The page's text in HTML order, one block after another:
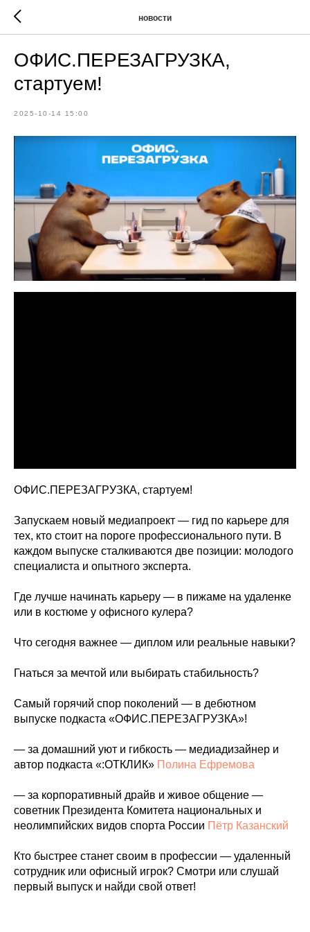
новости
ОФИС.ПЕРЕЗАГРУЗКА,
стартуем!
2025-10-14 15:00
ОФИС.ПЕРЕЗАГРУЗКА, стартуем!
Запускаем новый медиапроект — гид по карьере для
тех, кто стоит на пороге профессионального пути. В
каждом выпуске сталкиваются две позиции: молодого
специалиста и опытного эксперта.
Где лучше начинать карьеру — в пижаме на удаленке
или в костюме у офисного кулера?
Что сегодня важнее — диплом или реальные навыки?
Гнаться за мечтой или выбирать стабильность?
Самый горячий спор поколений — в дебютном
выпуске подкаста «ОФИС.ПЕРЕЗАГРУЗКА»!
— за домашний уют и гибкость — медиадизайнер и
автор подкаста «:ОТКЛИК» Полина Ефремова
— за корпоративный драйв и живое общение —
советник Президента Комитета национальных и
неолимпийских видов спорта России Пётр Казанский
Кто быстрее станет своим в профессии — удаленный
сотрудник или офисный игрок? Смотри или слушай
первый выпуск и найди свой ответ!